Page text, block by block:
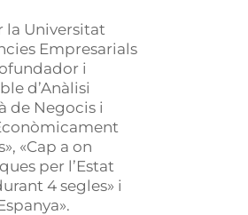
la Universitat
Empresarials
i
d’Anàlisi
de Negocis i
«Cap a on
per l’Estat
4 segles» i